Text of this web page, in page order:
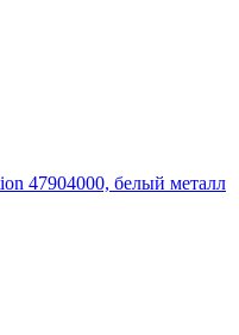
47904000, белый металл